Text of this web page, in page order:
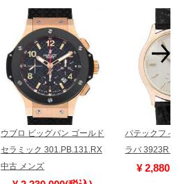
ウブロ ビッグバン ゴールド
セラミック 301.PB.131.RX
中古 メンズ
パテックフィ
ラバ 3923R
¥